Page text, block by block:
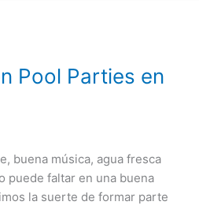
Pool Parties en
buena música, agua fresca
puede faltar en una buena
la suerte de formar parte